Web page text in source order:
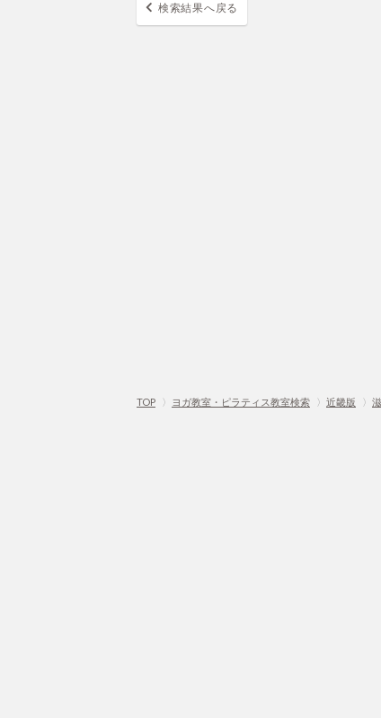
検索結果へ戻る
TOP 〉 ヨガ教室・ピラティス教室検索 〉 近畿版 〉